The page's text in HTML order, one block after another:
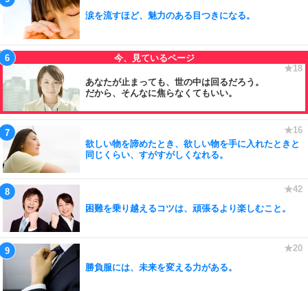
涙を流すほど、魅力のある目つきになる。
あなたが止まっても、世の中は回るだろう。
だから、そんなに焦らなくてもいい。
欲しい物を諦めたとき、欲しい物を手に入れたときと
同じくらい、すがすがしくなれる。
困難を乗り越えるコツは、頑張るより楽しむこと。
勝負服には、未来を変える力がある。